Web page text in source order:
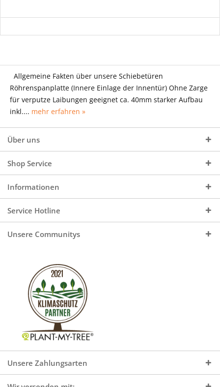
Allgemeine Fakten über unsere Schiebetüren
Röhrenspanplatte (Innere Einlage der Innentür) Ohne Zarge
für verputze Laibungen geeignet ca. 40mm starker Aufbau
inkl.... mehr erfahren »
Über uns
Shop Service
Informationen
Service Hotline
Unsere Communitys
Unsere Zahlungsarten